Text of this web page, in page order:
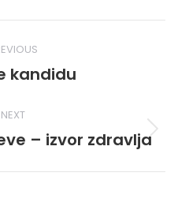
Previous
kandidu
NEXT
Next– izvor zdravlja